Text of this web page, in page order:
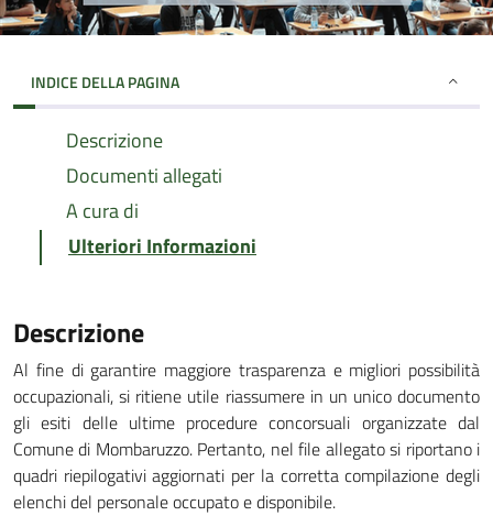
INDICE DELLA PAGINA
Descrizione
Documenti allegati
A cura di
Ulteriori Informazioni
Descrizione
Al fine di garantire maggiore trasparenza e migliori possibilità
occupazionali, si ritiene utile riassumere in un unico documento
gli esiti delle ultime procedure concorsuali organizzate dal
Comune di Mombaruzzo. Pertanto, nel file allegato si riportano i
quadri riepilogativi aggiornati per la corretta compilazione degli
elenchi del personale occupato e disponibile.